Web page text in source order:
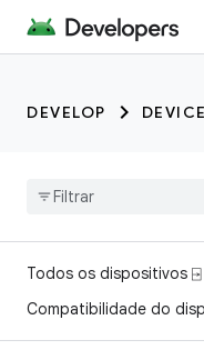
DEVELOP
Todos os dispositivos ⍈
Compatibilidade do